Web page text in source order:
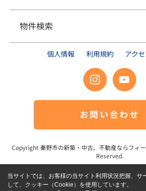
物件検索
個人情報 利用規約 アク
お問い合わせ
Copyright秦野市の新築・中古、不動産ならフィ
Reserved.
当サイトでは、お客様の当サイト利用状況把握、サ
して、クッキー（Cookie）を使用しています。